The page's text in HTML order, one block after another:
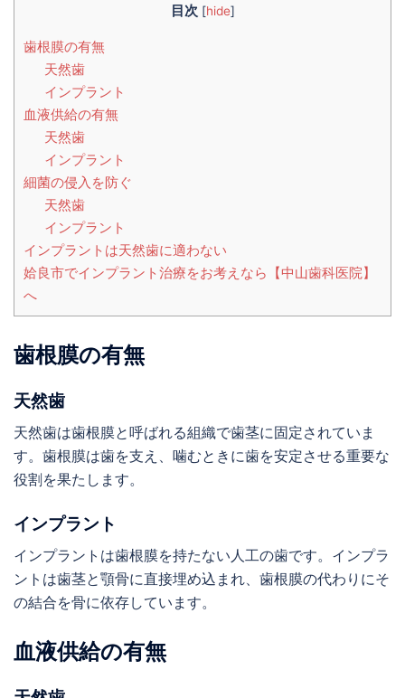
目次 [hide]
歯根膜の有無
天然歯
インプラント
血液供給の有無
天然歯
インプラント
細菌の侵入を防ぐ
天然歯
インプラント
インプラントは天然歯に適わない
姶良市でインプラント治療をお考えなら【中山歯科医院】
へ
歯根膜の有無
天然歯
天然歯は歯根膜と呼ばれる組織で歯茎に固定されていま
す。歯根膜は歯を支え、噛むときに歯を安定させる重要な
役割を果たします。
インプラント
インプラントは歯根膜を持たない人工の歯です。インプラ
ントは歯茎と顎骨に直接埋め込まれ、歯根膜の代わりにそ
の結合を骨に依存しています。
血液供給の有無